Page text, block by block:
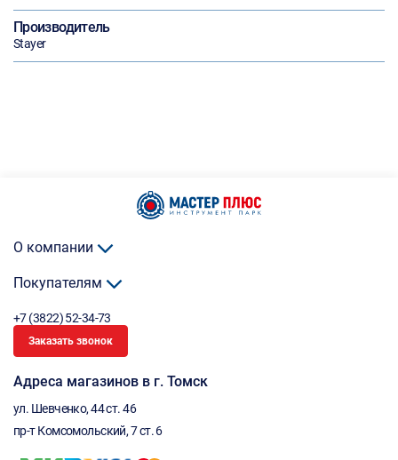
Производитель
Stayer
О компании
Покупателям
+7 (3822) 52-34-73
Заказать звонок
Адреса магазинов в г. Томск
ул. Шевченко, 44 ст. 46
пр-т Комсомольский, 7 ст. 6